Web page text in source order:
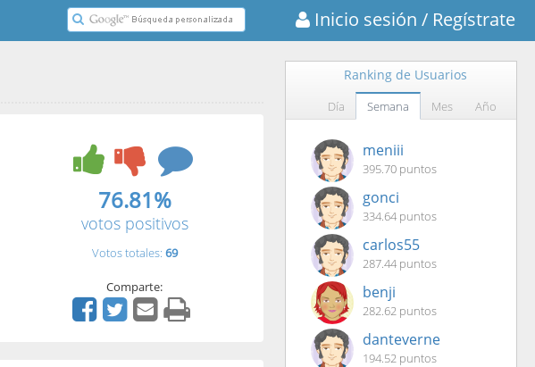
Inicio sesión / Regístrate
76.81%
votos positivos
Votos totales: 69
Comparte:
Ranking de Usuarios
Día Semana Mes Año
meniii
395.70 puntos
gonci
334.64 puntos
carlos55
287.44 puntos
benji
282.62 puntos
danteverne
194.52 puntos